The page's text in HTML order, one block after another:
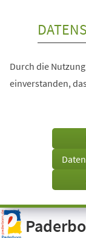
Visuelle
Assistenzsoftware
öffnen.
Durch die
einverstanden,